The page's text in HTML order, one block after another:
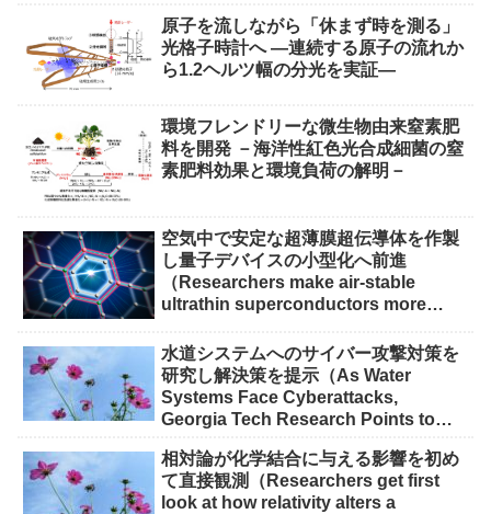
原子を流しながら「休まず時を測る」
光格子時計へ ―連続する原子の流れか
ら1.2ヘルツ幅の分光を実証―
環境フレンドリーな微生物由来窒素肥
料を開発 －海洋性紅色光合成細菌の窒
素肥料効果と環境負荷の解明－
空気中で安定な超薄膜超伝導体を作製
し量子デバイスの小型化へ前進
（Researchers make air-stable
ultrathin superconductors more
水道システムへのサイバー攻撃対策を
研究し解決策を提示（As Water
Systems Face Cyberattacks,
Georgia Tech Research Points to
相対論が化学結合に与える影響を初め
て直接観測（Researchers get first
look at how relativity alters a